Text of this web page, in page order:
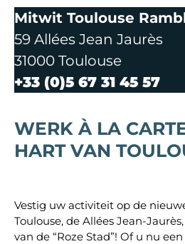
Mitwit Toulouse
59 Allées Jean Jaurès
31000 Toulouse
+33 (0)5 67 31 45 57
WERK À LA
HART VAN
Vestig uw activiteit op de
Toulouse, de Allées Jean-
van de “Roze Stad”! Of u nu